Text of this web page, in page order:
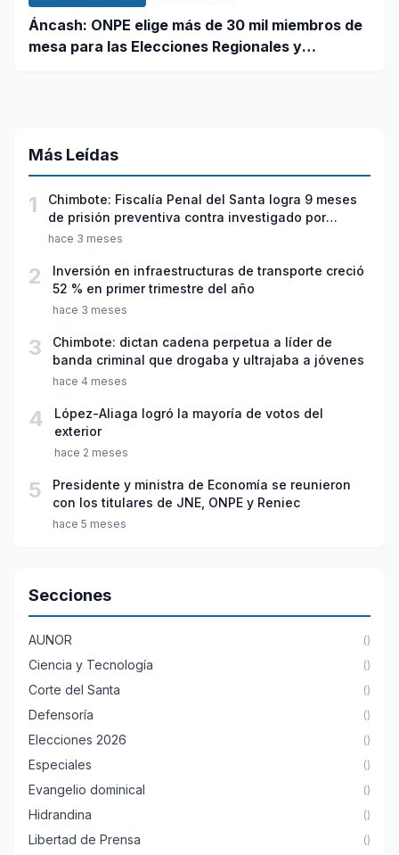
Áncash: ONPE elige más de 30 mil miembros de
mesa para las Elecciones Regionales y
Más Leídas
1
Chimbote: Fiscalía Penal del Santa logra 9 meses
de prisión preventiva contra investigado por
violación sexual y tentativa de feminicidio
hace 3 meses
2
Inversión en infraestructuras de transporte creció
52 % en primer trimestre del año
hace 3 meses
3
Chimbote: dictan cadena perpetua a líder de
banda criminal que drogaba y ultrajaba a jóvenes
hace 4 meses
4
López-Aliaga logró la mayoría de votos del
exterior
hace 2 meses
5
Presidente y ministra de Economía se reunieron
con los titulares de JNE, ONPE y Reniec
hace 5 meses
Secciones
AUNOR ()
Ciencia y Tecnología ()
Corte del Santa ()
Defensoría ()
Elecciones 2026 ()
Especiales ()
Evangelio dominical ()
Hidrandina ()
Libertad de Prensa ()